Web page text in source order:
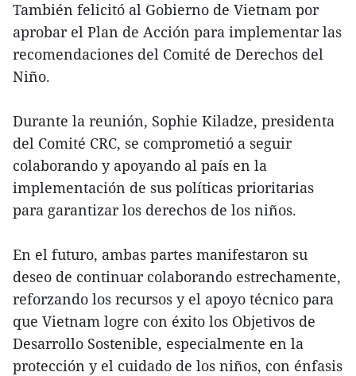
También felicitó al Gobierno de Vietnam por
aprobar el Plan de Acción para implementar las
recomendaciones del Comité de Derechos del
Niño.
Durante la reunión, Sophie Kiladze, presidenta
del Comité CRC, se comprometió a seguir
colaborando y apoyando al país en la
implementación de sus políticas prioritarias
para garantizar los derechos de los niños.
En el futuro, ambas partes manifestaron su
deseo de continuar colaborando estrechamente,
reforzando los recursos y el apoyo técnico para
que Vietnam logre con éxito los Objetivos de
Desarrollo Sostenible, especialmente en la
protección y el cuidado de los niños, con énfasis